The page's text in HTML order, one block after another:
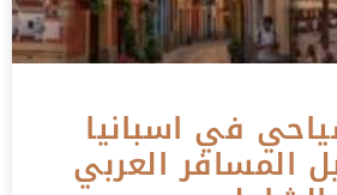
في اسبانيا
دليل المسافر العربي